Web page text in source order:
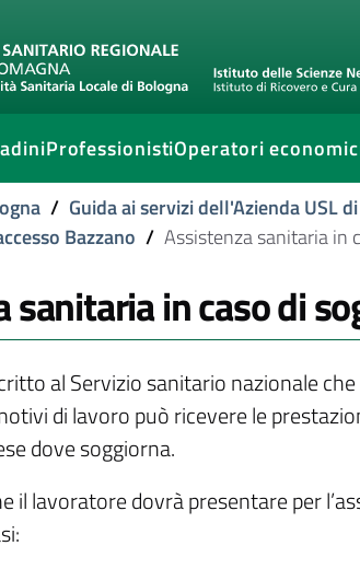
ProfessionistiOperatori
/ Guida ai servizi dell'Azienda USL
Bazzano / Assistenza sanitaria in
sanitaria in caso di
al Servizio sanitario nazionale
di lavoro può ricevere le
dove soggiorna.
il lavoratore dovrà presentare per